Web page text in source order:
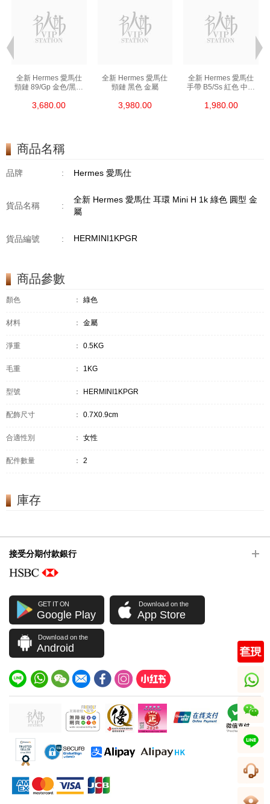
全新 Hermes 愛馬仕
頸鏈 89/Gp 金色/黑色
3,680.00
全新 Hermes 愛馬仕
頸鏈 黑色 金屬
3,980.00
全新 Hermes 愛馬仕
手帶 B5/Ss 紅色 中號
1,980.00
商品名稱
品牌 : Hermes 愛馬仕
貨品名稱 :
全新 Hermes 愛馬仕 耳環 Mini H 1k 綠色 圓型 金
屬
貨品編號 : HERMINI1KPGR
商品參數
顏色 ： 綠色
材料 ： 金屬
淨重 ： 0.5KG
毛重 ： 1KG
型號 ： HERMINI1KPGR
配飾尺寸 ： 0.7X0.9cm
合適性別 ： 女性
配件數量 ： 2
庫存
接受分期付款銀行
GET IT ON
Google Play
Download on the
App Store
Download on the
Android
whatsapp